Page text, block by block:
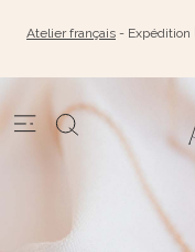
Atelier français - Expédition